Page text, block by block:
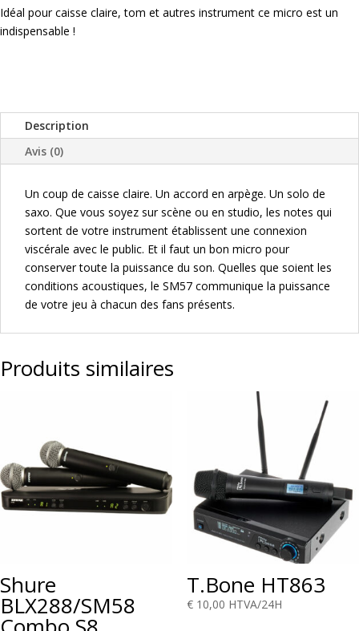
Idéal pour caisse claire, tom et autres instrument ce micro est un
indispensable !
Description
Avis (0)
Un coup de caisse claire. Un accord en arpège. Un solo de
saxo. Que vous soyez sur scène ou en studio, les notes qui
sortent de votre instrument établissent une connexion
viscérale avec le public. Et il faut un bon micro pour
conserver toute la puissance du son. Quelles que soient les
conditions acoustiques, le SM57 communique la puissance
de votre jeu à chacun des fans présents.
Produits similaires
Shure
BLX288/SM58
T.Bone HT863
€10,00 HTVA/24H